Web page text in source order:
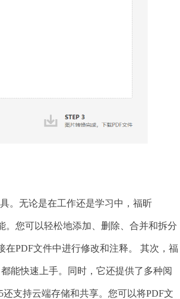
。无论是在工作还是学习中，福昕
。您可以轻松地添加、删除、合并和拆分
PDF文件中进行修改和注释。 其次，福
能快速上手。同时，它还提供了多种阅
支持云端存储和共享。您可以将PDF文